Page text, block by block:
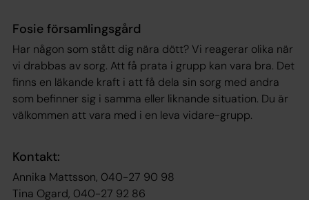
Fosie församlingsgård
Har någon som stått dig nära dött? Vi reagerar olika när
vi drabbas av sorg. Att få prata i grupp kan vara bra. Det
finns en läkande kraft i att få dela sin sorg med andra
som befinner sig i samma eller liknande situation. Du är
välkommen att vara med i en leva vidare-grupp.
Kontakt:
Annika Mattsson, 040-27 90 98
Tina Ogard, 040-27 92 86